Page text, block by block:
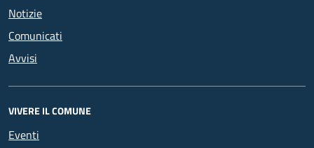
Notizie
Comunicati
Avvisi
VIVERE IL COMUNE
Eventi